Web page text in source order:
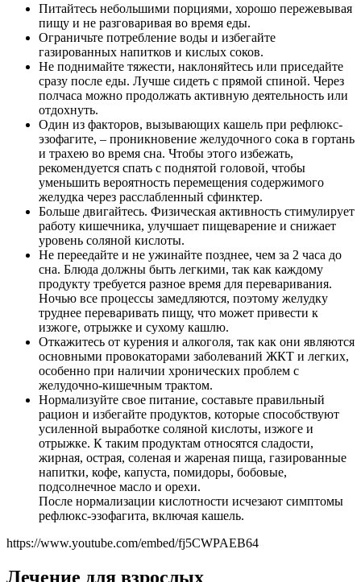
Питайтесь небольшими порциями, хорошо пережевывая
пищу и не разговаривая во время еды.
Ограничьте потребление воды и избегайте
газированных напитков и кислых соков.
Не поднимайте тяжести, наклоняйтесь или приседайте
сразу после еды. Лучше сидеть с прямой спиной. Через
полчаса можно продолжать активную деятельность или
отдохнуть.
Один из факторов, вызывающих кашель при рефлюкс-
эзофагите, – проникновение желудочного сока в гортань
и трахею во время сна. Чтобы этого избежать,
рекомендуется спать с поднятой головой, чтобы
уменьшить вероятность перемещения содержимого
желудка через расслабленный сфинктер.
Больше двигайтесь. Физическая активность стимулирует
работу кишечника, улучшает пищеварение и снижает
уровень соляной кислоты.
Не переедайте и не ужинайте позднее, чем за 2 часа до
сна. Блюда должны быть легкими, так как каждому
продукту требуется разное время для переваривания.
Ночью все процессы замедляются, поэтому желудку
труднее переваривать пищу, что может привести к
изжоге, отрыжке и сухому кашлю.
Откажитесь от курения и алкоголя, так как они являются
основными провокаторами заболеваний ЖКТ и легких,
особенно при наличии хронических проблем с
желудочно-кишечным трактом.
Нормализуйте свое питание, составьте правильный
рацион и избегайте продуктов, которые способствуют
усиленной выработке соляной кислоты, изжоге и
отрыжке. К таким продуктам относятся сладости,
жирная, острая, соленая и жареная пища, газированные
напитки, кофе, капуста, помидоры, бобовые,
подсолнечное масло и орехи.
После нормализации кислотности исчезают симптомы
рефлюкс-эзофагита, включая кашель.
https://www.youtube.com/embed/fj5CWPAEB64
Лечение для взрослых